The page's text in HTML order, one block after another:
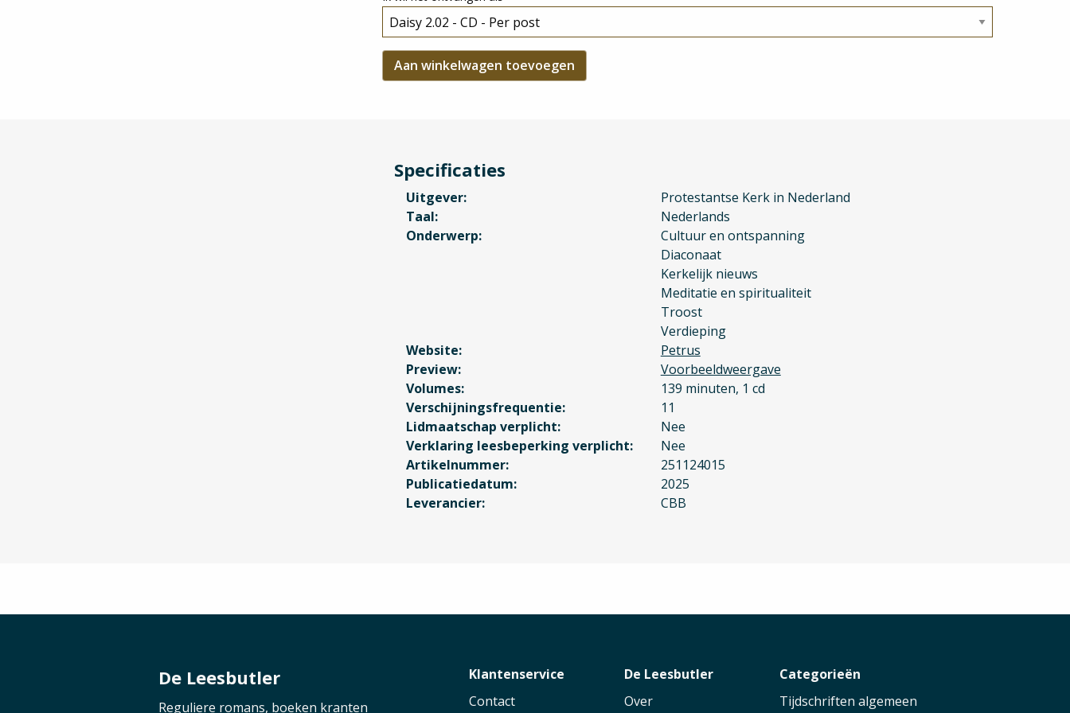
Specificaties
Uitgever
Protestantse Kerk in Nederland
Taal
Nederlands
Onderwerp
Cultuur en ontspanning
Diaconaat
Kerkelijk nieuws
Meditatie en spiritualiteit
Troost
Verdieping
Website
Petrus
Preview
Voorbeeldweergave
Volumes
139 minuten, 1 cd
Verschijningsfrequentie
11
Lidmaatschap verplicht
Nee
Verklaring leesbeperking verplicht
Nee
Artikelnummer
251124015
Publicatiedatum
2025
Leverancier
CBB
De Leesbutler
Reguliere romans, boeken kranten
Klantenservice
Contact
De Leesbutler
Over
Categorieën
Tijdschriften algemeen